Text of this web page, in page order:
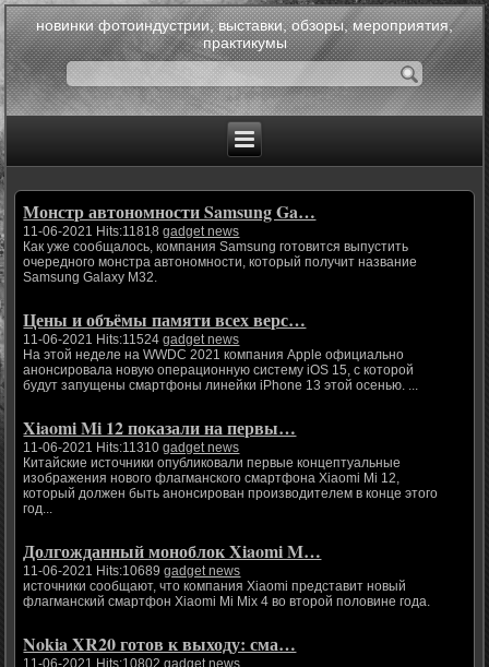
новинки фотоиндустрии, выставки, обзоры, мероприятия,
практикумы
Монстр автономности Samsung Ga…
11-06-2021 Hits:11818gadget news
Как уже сообщалось, компания Samsung готовится выпустить
очередного монстра автономности, который получит название
Samsung Galaxy M32.
Цены и объёмы памяти всех верс…
11-06-2021 Hits:11524gadget news
На этой неделе на WWDC 2021 компания Apple официально
анонсировала новую операционную систему iOS 15, с которой
будут запущены смартфоны линейки iPhone 13 этой осенью. ...
Xiaomi Mi 12 показали на первы…
11-06-2021 Hits:11310gadget news
Китайские источники опубликовали первые концептуальные
изображения нового флагманского смартфона Xiaomi Mi 12,
который должен быть анонсирован производителем в конце этого
год...
Долгожданный моноблок Xiaomi M…
11-06-2021 Hits:10689gadget news
источники сообщают, что компания Xiaomi представит новый
флагманский смартфон Xiaomi Mi Mix 4 во второй половине года.
Nokia XR20 готов к выходу: сма…